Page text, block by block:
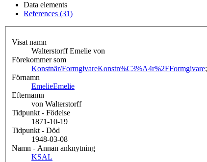
Data elements
References (31)
Visat namn
Walterstorff Emelie von
Förekommer som
Konstnär/FormgivareKonstn%C3%A4r%2FFormgivare;
Förnamn
EmelieEmelie
Efternamn
von Walterstorff
Tidpunkt - Födelse
1871-10-19
Tidpunkt - Död
1948-03-08
Namn - Annan anknytning
KSAL